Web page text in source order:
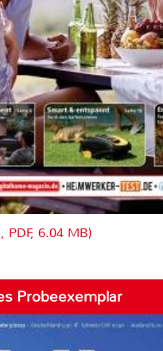
PDF, 6.04 MB)
Probeexemplar